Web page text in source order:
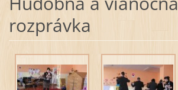
rozprávka